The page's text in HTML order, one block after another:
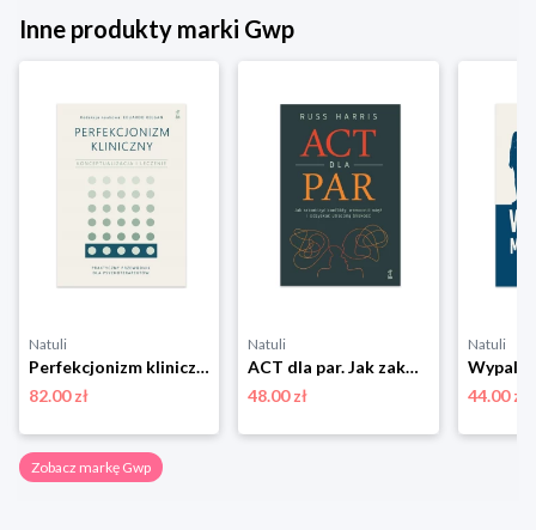
Inne produkty marki Gwp
Natuli
Perfekcjonizm kliniczny. Konceptualizacja i leczenie Gwp
82.00 zł
Natuli
ACT dla par. Jak zakończyć konflikty, wzmocnić więź i odzyskać utraconą bliskość Gwp
48.00 zł
Natuli
44.00 zł
Zobacz markę Gwp